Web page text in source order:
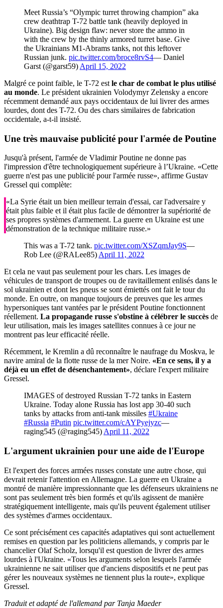
Meet Russia’s “Olympic turret throwing champion” aka
crew deathtrap T-72 battle tank (heavily deployed in
Ukraine). Big design flaw: never store the ammo in
with the crew by the thinly armored turret base. Give
the Ukrainians M1-Abrams tanks, not this leftover
Russian junk. pic.twitter.com/broce8rvS4— Daniel
Garst (@garst59) April 15, 2022
Malgré ce point faible, le T-72 est le char de combat le plus utilisé
au monde. Le président ukrainien Volodymyr Zelensky a encore
récemment demandé aux pays occidentaux de lui livrer des armes
lourdes, dont des T-72. Ou des chars similaires de fabrication
occidentale, a-t-il insisté.
Une très mauvaise publicité pour l'armée de Poutine
Jusqu'à présent, l'armée de Vladimir Poutine ne donne pas
l'impression d'être technologiquement supérieure à l’Ukraine. «Cette
guerre n'est pas une publicité pour l'armée russe», affirme Gustav
Gressel qui complète:
«La Syrie était un bien meilleur terrain d'essai, car l'adversaire y
était plus faible et il était plus facile de démontrer la supériorité de
ses propres systèmes d'armement. La guerre en Ukraine est une
démonstration de la technique militaire russe.»
This was a T-72 tank. pic.twitter.com/XSZqmJay9S—
Rob Lee (@RALee85) April 11, 2022
Et cela ne vaut pas seulement pour les chars. Les images de
véhicules de transport de troupes ou de ravitaillement enlisés dans le
sol ukrainien et dont les pneus se sont émiettés ont fait le tour du
monde. En outre, on manque toujours de preuves que les armes
hypersoniques tant vantées par le président Poutine fonctionnent
réellement. La propagande russe s'obstine à célébrer le succès de
leur utilisation, mais les images satellites connues à ce jour ne
montrent pas leur efficacité réelle.
Récemment, le Kremlin a dû reconnaître le naufrage du Moskva, le
navire amiral de la flotte russe de la mer Noire. «En ce sens, il y a
déjà eu un effet de désenchantement», déclare l'expert militaire
Gressel.
IMAGES of destroyed Russian T-72 tanks in Eastern
Ukraine. Today alone Russia has lost app 30-40 such
tanks by attacks from anti-tank missiles #Ukraine
#Russia #Putin pic.twitter.com/cAYPyejyzc—
raging545 (@raging545) April 11, 2022
L'argument ukrainien pour une aide de l'Europe
Et l'expert des forces armées russes constate une autre chose, qui
devrait retenir l'attention en Allemagne. La guerre en Ukraine a
montré de manière impressionnante que les défenseurs ukrainiens ne
sont pas seulement très bien formés et qu'ils agissent de manière
stratégiquement intelligente, mais qu'ils peuvent également utiliser
des systèmes d'armes occidentaux.
Ce sont précisément ces capacités adaptatives qui sont actuellement
remises en question par les politiciens allemands, y compris par le
chancelier Olaf Scholz, lorsqu'il est question de livrer des armes
lourdes à l'Ukraine. «Tous les arguments selon lesquels l'armée
ukrainienne ne sait utiliser que d'anciens dispositifs et ne peut pas
gérer les nouveaux systèmes ne tiennent plus la route», explique
Gressel.
Traduit et adapté de l'allemand par Tanja Maeder